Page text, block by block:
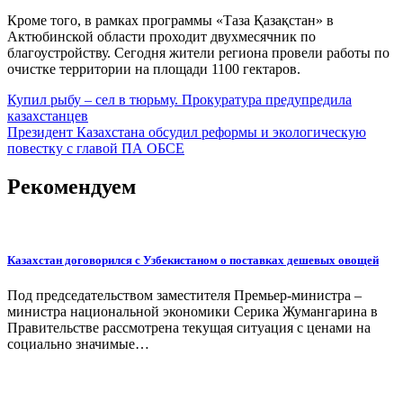
Кроме того, в рамках программы «Таза Қазақстан» в
Актюбинской области проходит двухмесячник по
благоустройству. Сегодня жители региона провели работы по
очистке территории на площади 1100 гектаров.
Навигация
по
записям
Купил рыбу – сел в тюрьму. Прокуратура предупредила
казахстанцев
Президент Казахстана обсудил реформы и экологическую
повестку с главой ПА ОБСЕ
Рекомендуем
Казахстан договорился с Узбекистаном о поставках дешевых овощей
Под председательством заместителя Премьер-министра –
министра национальной экономики Серика Жумангарина в
Правительстве рассмотрена текущая ситуация с ценами на
социально значимые…